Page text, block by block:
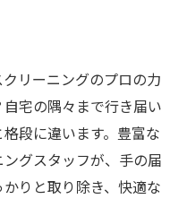
リーニングのプロの力
宅の隅々まで行き届い
段に違います。豊富な
グスタッフが、手の届
りと取り除き、快適な